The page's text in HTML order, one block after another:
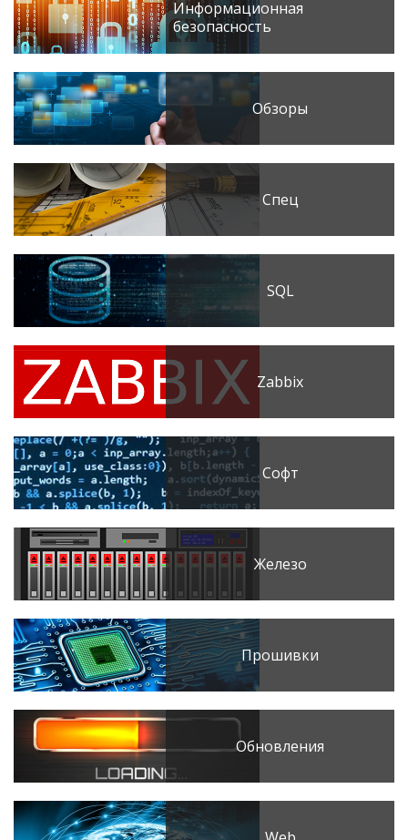
Информационная
безопасность
Обзоры
Спец
SQL
Zabbix
Софт
Железо
Прошивки
Обновления